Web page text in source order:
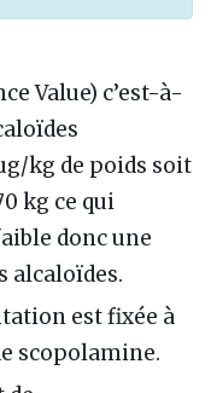
Value) c’est-à-
kg de poids soit
kg ce qui
donc une
alcaloïdes.
est fixée à
scopolamine.